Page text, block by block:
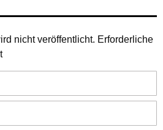
nicht veröffentlicht. Erforderliche